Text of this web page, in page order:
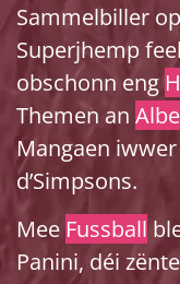
Sammelbiller
Superjhemp
obschonn eng
Themen an
Mangaen
d’Simpsons.
Mee Fussball
Panini, déi